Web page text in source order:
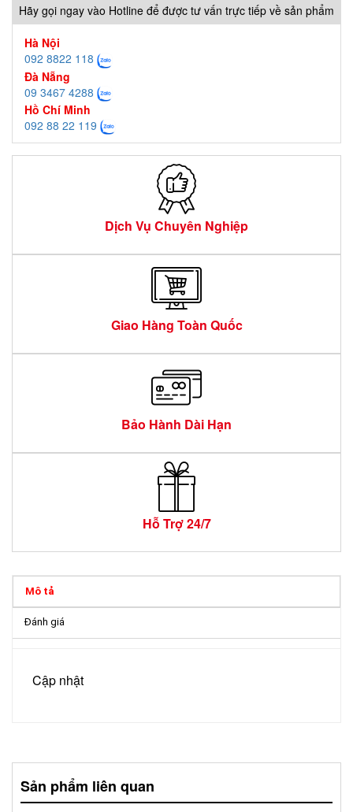
Hãy gọi ngay vào Hotline để được tư vấn trực tiếp về sản phẩm
Hà Nội
092 8822 118
Đà Nẵng
09 3467 4288
Hồ Chí Minh
092 88 22 119
Dịch Vụ Chuyên Nghiệp
Giao Hàng Toàn Quốc
Bảo Hành Dài Hạn
Hỗ Trợ 24/7
Mô tả
Đánh giá
Cập nhật
Sản phẩm liên quan